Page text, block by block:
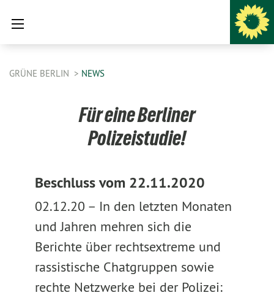
GRÜNE BERLIN NEWS
Für eine Berliner
Polizeistudie!
Beschluss vom 22.11.2020
02.12.20 – In den letzten Monaten
und Jahren mehren sich die
Berichte über rechtsextreme und
rassistische Chatgruppen sowie
rechte Netzwerke bei der Polizei: